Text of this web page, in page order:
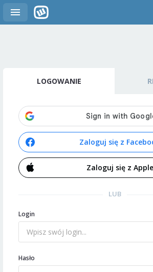
LOGOWANIE
Zaloguj się z
Zaloguj się z Apple
LUB
Login
Hasło